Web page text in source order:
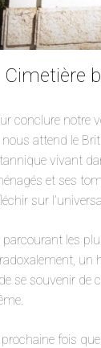
Cimetière
conclure notre
attend le
vivant
et ses
sur
parcourant les
un
se souvenir de
fois